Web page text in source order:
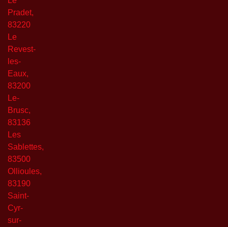
Pradet,
83220
Le
Revest-
les-
Eaux,
83200
Le-
Brusc,
83136
Les
Sablettes,
83500
Ollioules,
83190
Saint-
Cyr-
sur-